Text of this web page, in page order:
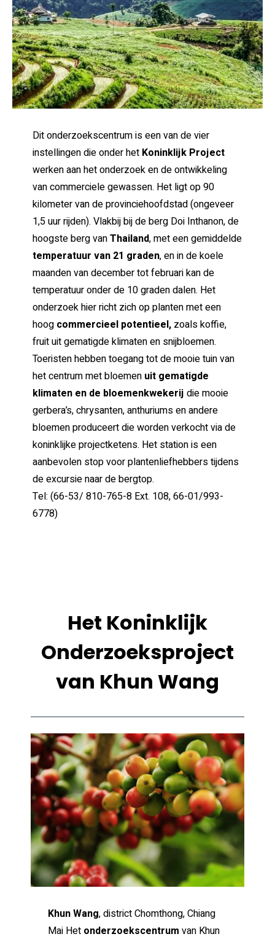
Dit onderzoekscentrum is een van de vier
instellingen die onder het Koninklijk Project
werken aan het onderzoek en de ontwikkeling
van commerciele gewassen. Het ligt op 90
kilometer van de provinciehoofdstad (ongeveer
1,5 uur rijden). Vlakbij bij de berg Doi Inthanon, de
hoogste berg vanThailand, met een gemiddelde
temperatuur van 21 graden, en in de koele
maanden van december tot februari kan de
temperatuur onder de 10 graden dalen. Het
onderzoek hier richt zich op planten met een
hoog commercieel potentieel,zoals koffie,
fruit uit gematigde klimaten en snijbloemen.
Toeristen hebben toegang tot de mooie tuin van
het centrum met bloemen uit gematigde
klimaten en de bloemenkwekerij die mooie
gerbera’s, chrysanten, anthuriums en andere
bloemen produceert die worden verkocht via de
koninklijke projectketens. Het station is een
aanbevolen stop voor plantenliefhebbers tijdens
de excursie naar de bergtop.
Tel: (66-53/ 810-765-8 Ext. 108, 66-01/993-
6778)
Het Koninklijk
Onderzoeksproject
van Khun Wang
Khun Wang, district Chomthong, Chiang
Mai Het onderzoekscentrum van Khun